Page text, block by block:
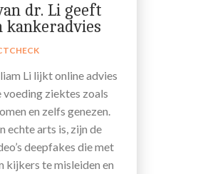
dr. Li geeft
kankeradvies
Li lijkt online advies
voeding ziektes zoals
en zelfs genezen.
echte arts is, zijn de
deepfakes die met
kijkers te misleiden en